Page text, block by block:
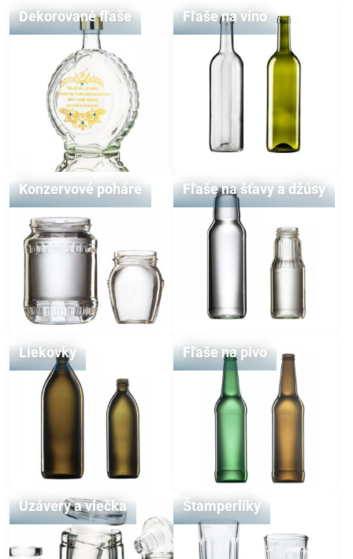
Dekorované fľaše Fľaše na víno
Konzervové poháre Fľaše na šťavy a džúsy
Liekovky Fľaše na pivo
Uzávery a viečka Štamperlíky